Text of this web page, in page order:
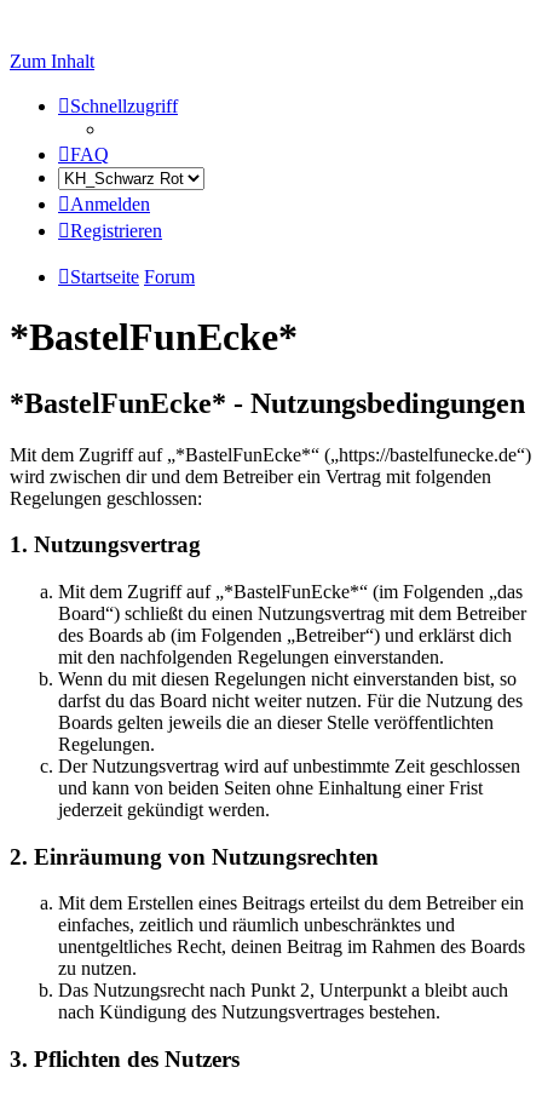
Zum Inhalt
Schnellzugriff
FAQ
Anmelden
Registrieren
Startseite Forum
*BastelFunEcke*
*BastelFunEcke* - Nutzungsbedingungen
Mit dem Zugriff auf „*BastelFunEcke*“ („https://bastelfunecke.de“)
wird zwischen dir und dem Betreiber ein Vertrag mit folgenden
Regelungen geschlossen:
1. Nutzungsvertrag
Mit dem Zugriff auf „*BastelFunEcke*“ (im Folgenden „das
Board“) schließt du einen Nutzungsvertrag mit dem Betreiber
des Boards ab (im Folgenden „Betreiber“) und erklärst dich
mit den nachfolgenden Regelungen einverstanden.
Wenn du mit diesen Regelungen nicht einverstanden bist, so
darfst du das Board nicht weiter nutzen. Für die Nutzung des
Boards gelten jeweils die an dieser Stelle veröffentlichten
Regelungen.
Der Nutzungsvertrag wird auf unbestimmte Zeit geschlossen
und kann von beiden Seiten ohne Einhaltung einer Frist
jederzeit gekündigt werden.
2. Einräumung von Nutzungsrechten
Mit dem Erstellen eines Beitrags erteilst du dem Betreiber ein
einfaches, zeitlich und räumlich unbeschränktes und
unentgeltliches Recht, deinen Beitrag im Rahmen des Boards
zu nutzen.
Das Nutzungsrecht nach Punkt 2, Unterpunkt a bleibt auch
nach Kündigung des Nutzungsvertrages bestehen.
3. Pflichten des Nutzers